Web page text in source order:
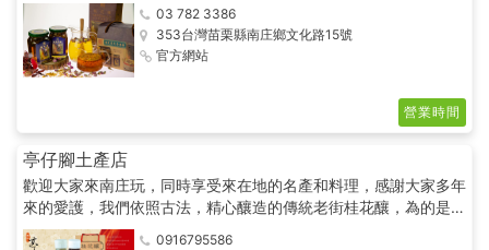
品。
03 782 3386
353台灣苗栗縣南庄鄉文化路15號
官方網站
營業時間
亭仔腳土產店
歡迎大家來南庄玩，同時享受來在地的名產和料理，感謝大家多年
來的愛護，我們依照古法，精心釀造的傳統老街桂花釀，為的是讓
大家品嚐道地的桂花釀！
0916795586